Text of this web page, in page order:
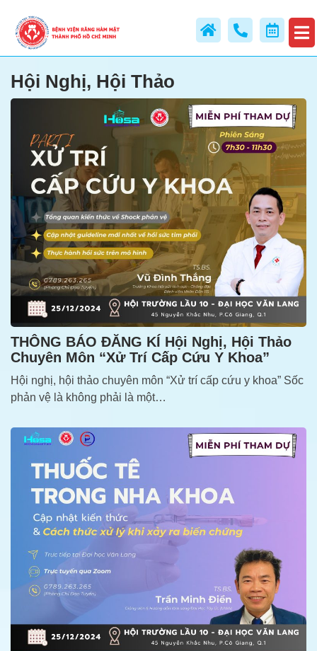
Hội Nghị, Hội Thảo
THÔNG BÁO ĐĂNG KÍ Hội Nghị, Hội Thảo
Chuyên Môn “Xử Trí Cấp Cứu Y Khoa”
Hội nghị, hội thảo chuyên môn “Xử trí cấp cứu y khoa” Sốc
phản vệ là không phải là một…